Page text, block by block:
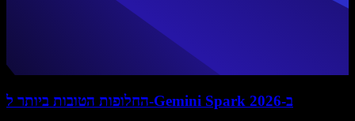
החלופות הטובות ביותר ל-Gemini Spark ב-2026